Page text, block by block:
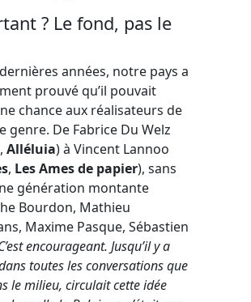
? Le fond, pas le
années, notre pays a
prouvé qu’il pouvait
chance aux réalisateurs de
genre. De Fabrice Du Welz
, Alléluia) à Vincent Lannoo
, Les Ames de papier), sans
génération montante
Bourdon, Mathieu
Maxime Pasque, Sébastien
encourageant. Jusqu’il y a
toutes les conversations que
le milieu, circulait cette idée